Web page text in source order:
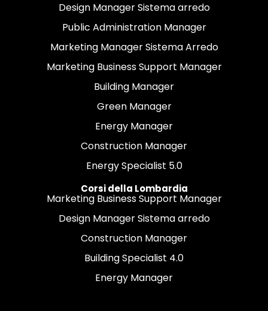
Design Manager Sistema arredo
Public Administration Manager
Marketing Manager Sistema Arredo
Marketing Business Support Manager
Building Manager
Green Manager
Energy Manager
Construction Manager
Energy Specialist 5.0
Corsi della Lombardia
Marketing Business Support Manager
Design Manager Sistema arredo
Construction Manager
Building Specialist 4.0
Energy Manager